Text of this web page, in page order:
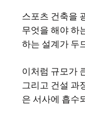
스포츠 건축을
무엇을 해야 하
하는 설계가 두
이처럼 규모가
그리고 건설 과
은 서사에 흡수